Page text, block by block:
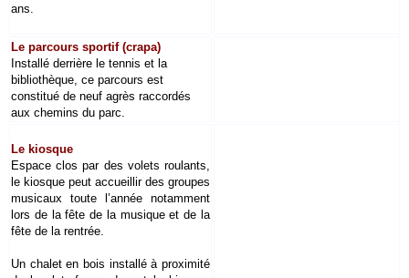
ans.
Le parcours sportif (crapa)
Installé derrière le tennis et la
bibliothèque, ce parcours est
constitué de neuf agrès raccordés
aux chemins du parc.
Le kiosque
Espace clos par des volets roulants,
le kiosque peut accueillir des groupes
musicaux toute l’année notamment
lors de la fête de la musique et de la
fête de la rentrée.
Un chalet en bois installé à proximité